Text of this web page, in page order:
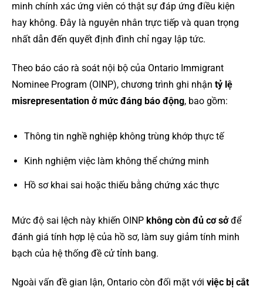
minh chính xác ứng viên có thật sự đáp ứng điều kiện
hay không. Đây là nguyên nhân trực tiếp và quan trọng
nhất dẫn đến quyết định đình chỉ ngay lập tức.
Theo báo cáo rà soát nội bộ của Ontario Immigrant
Nominee Program (OINP), chương trình ghi nhận tỷ lệ
misrepresentation ở mức đáng báo động, bao gồm:
Thông tin nghề nghiệp không trùng khớp thực tế
Kinh nghiệm việc làm không thể chứng minh
Hồ sơ khai sai hoặc thiếu bằng chứng xác thực
Mức độ sai lệch này khiến OINP không còn đủ cơ sởđể
đánh giá tính hợp lệ của hồ sơ, làm suy giảm tính minh
bạch của hệ thống đề cử tỉnh bang.
Ngoài vấn đề gian lận, Ontario còn đối mặt với việc bị cắt